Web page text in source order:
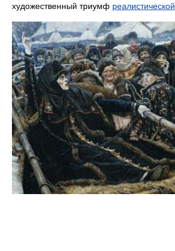
художественный триумф реалистической